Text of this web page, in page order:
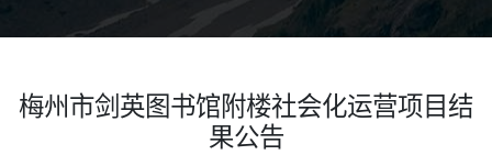
梅州市剑英图书馆附楼社会化运营项目结
果公告